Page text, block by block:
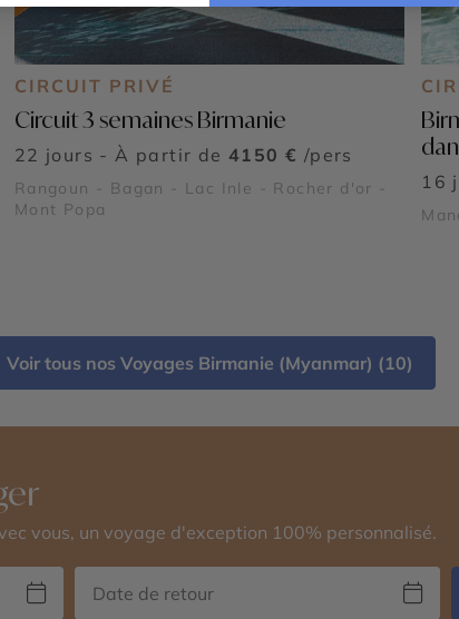
CIRCUIT PRIVÉ
Circuit 3 semaines Birmanie
22 jours - À partir de 4150 € /pers
Rangoun - Bagan - Lac Inle - Rocher d'or -
Mont Popa
16
Voir tous nos Voyages Birmanie (Myanmar) (10)
vous, un voyage d'exception 100% personnalisé.